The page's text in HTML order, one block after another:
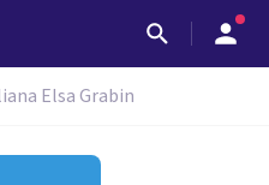
Elsa Grabin